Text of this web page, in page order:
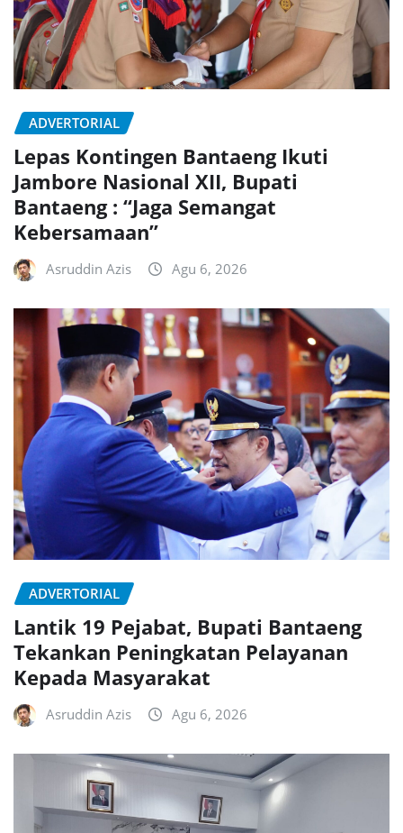
ADVERTORIAL
Lepas Kontingen Bantaeng Ikuti
Jambore Nasional XII, Bupati
Bantaeng : “Jaga Semangat
Kebersamaan”
Asruddin Azis Agu 6, 2026
ADVERTORIAL
Lantik 19 Pejabat, Bupati Bantaeng
Tekankan Peningkatan Pelayanan
Kepada Masyarakat
Asruddin Azis Agu 6, 2026